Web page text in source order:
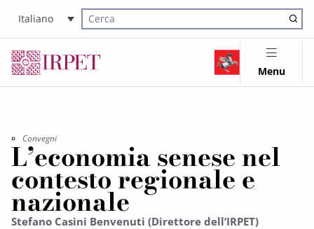
Italiano
Cerca nel sito
Menu
Convegni
L’economia senese nel
contesto regionale e
nazionale
Stefano Casini Benvenuti (Direttore dell’IRPET)